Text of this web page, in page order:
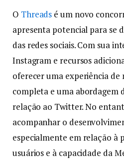
O Threads é um novo
apresenta potencial para se
das redes sociais. Com sua
Instagram e recursos
oferecer uma experiência de
completa e uma abordagem
relação ao Twitter. No
acompanhar o
especialmente em relação à
usuários e à capacidade da